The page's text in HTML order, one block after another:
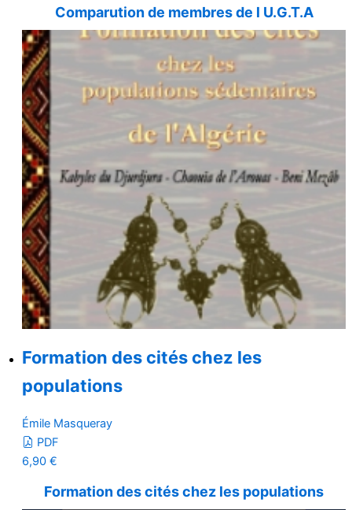
Comparution de membres de l U.G.T.A
Formation des cités chez les
populations
Émile Masqueray
PDF
6,90 €
Formation des cités chez les populations